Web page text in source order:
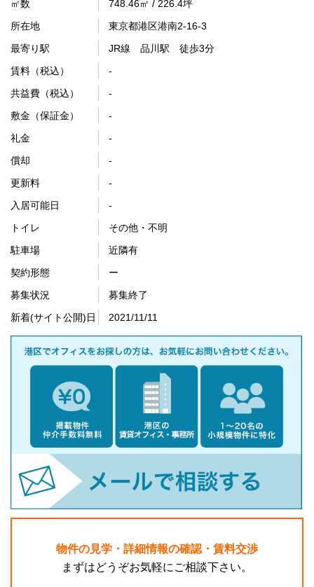
㎡数
748.46㎡ / 226.4坪
所在地
東京都港区港南2-16-3
最寄り駅
JR線 品川駅 徒歩3分
賃料（税込）
-
共益費（税込）
-
敷金（保証金）
-
礼金
-
償却
-
更新料
-
入居可能日
-
トイレ
その他・不明
駐車場
近隣有
契約形態
ー
募集状況
募集終了
新着(サイト公開)日
2021/11/11
物件の見学・詳細情報の確認・賃料交渉
まずはどうぞお気軽にご相談下さい。